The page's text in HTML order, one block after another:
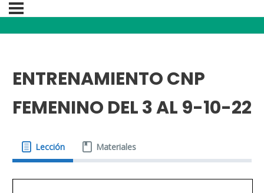
ENTRENAMIENTO CNP
FEMENINO DEL 3 AL 9-10-22
Lección Materiales